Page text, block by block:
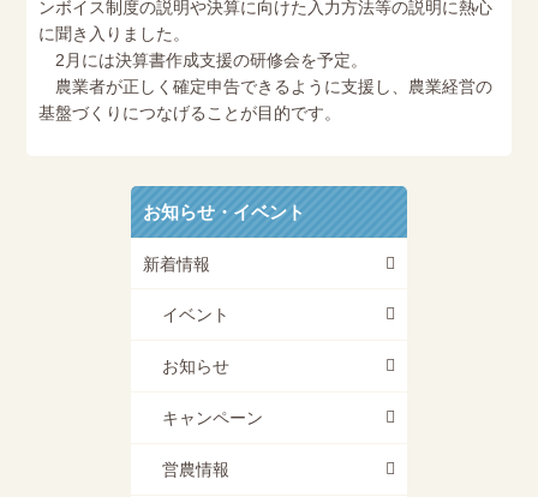
お知らせ・イベント
新着情報
イベント
お知らせ
キャンペーン
営農情報
ンボイス制度の説明や決算に向けた入力方法等の説明に熱心
に聞き入りました。
2月には決算書作成支援の研修会を予定。
農業者が正しく確定申告できるように支援し、農業経営の
基盤づくりにつなげることが目的です。